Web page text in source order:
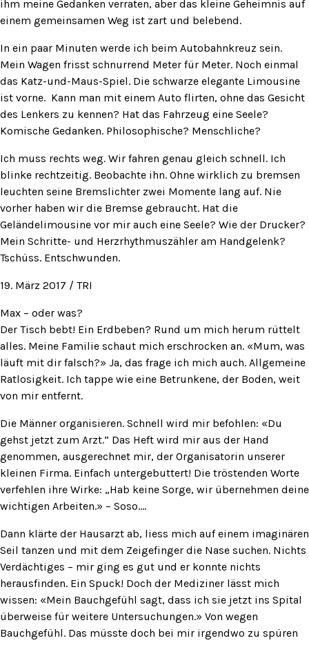
ihm meine Gedanken verraten, aber das kleine Geheimnis auf
einem gemeinsamen Weg ist zart und belebend.
In ein paar Minuten werde ich beim Autobahnkreuz sein.
Mein Wagen frisst schnurrend Meter für Meter. Noch einmal
das Katz-und-Maus-Spiel. Die schwarze elegante Limousine
ist vorne. Kann man mit einem Auto flirten, ohne das Gesicht
des Lenkers zu kennen? Hat das Fahrzeug eine Seele?
Komische Gedanken. Philosophische? Menschliche?
Ich muss rechts weg. Wir fahren genau gleich schnell. Ich
blinke rechtzeitig. Beobachte ihn. Ohne wirklich zu bremsen
leuchten seine Bremslichter zwei Momente lang auf. Nie
vorher haben wir die Bremse gebraucht. Hat die
Geländelimousine vor mir auch eine Seele? Wie der Drucker?
Mein Schritte- und Herzrhythmuszähler am Handgelenk?
Tschüss. Entschwunden.
19. März 2017 / TRI
Max – oder was?
Der Tisch bebt! Ein Erdbeben? Rund um mich herum rüttelt
alles. Meine Familie schaut mich erschrocken an. «Mum, was
läuft mit dir falsch?» Ja, das frage ich mich auch. Allgemeine
Ratlosigkeit. Ich tappe wie eine Betrunkene, der Boden, weit
von mir entfernt.
Die Männer organisieren. Schnell wird mir befohlen: «Du
gehst jetzt zum Arzt.“ Das Heft wird mir aus der Hand
genommen, ausgerechnet mir, der Organisatorin unserer
kleinen Firma. Einfach untergebuttert! Die tröstenden Worte
verfehlen ihre Wirke: „Hab keine Sorge, wir übernehmen deine
wichtigen Arbeiten.» – Soso….
Dann klärte der Hausarzt ab, liess mich auf einem imaginären
Seil tanzen und mit dem Zeigefinger die Nase suchen. Nichts
Verdächtiges – mir ging es gut und er konnte nichts
herausfinden. Ein Spuck! Doch der Mediziner lässt mich
wissen: «Mein Bauchgefühl sagt, dass ich sie jetzt ins Spital
überweise für weitere Untersuchungen.» Von wegen
Bauchgefühl. Das müsste doch bei mir irgendwo zu spüren